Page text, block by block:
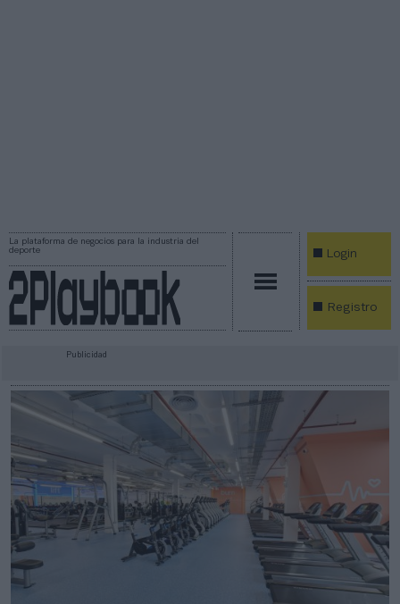
La plataforma de negocios para la industria del
deporte
Login
Registro
Publicidad